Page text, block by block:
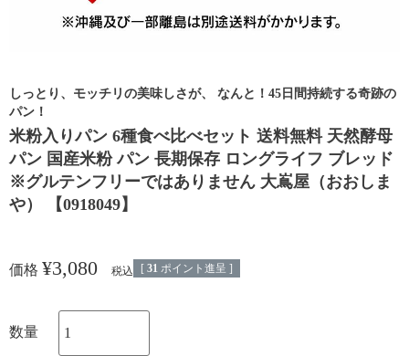
しっとり、モッチリの美味しさが、 なんと！45日間持続する奇跡の
パン！
米粉入りパン 6種食べ比べセット 送料無料 天然酵母
パン 国産米粉 パン 長期保存 ロングライフ ブレッド
※グルテンフリーではありません 大嶌屋（おおしま
や） 【0918049】
価格 ¥3,080 税込 [ 31 ポイント進呈 ]